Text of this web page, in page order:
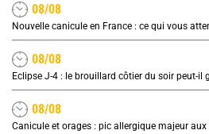
08/08
Nouvelle canicule en France : ce qui vous
08/08
08/08
Canicule et orages : pic allergique majeur